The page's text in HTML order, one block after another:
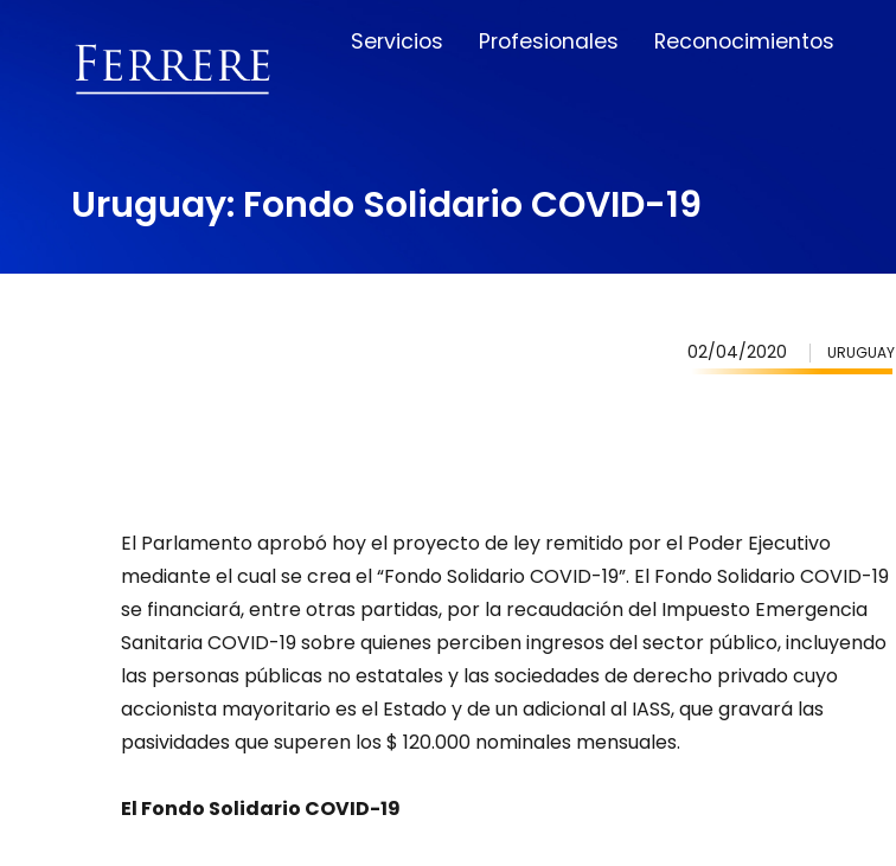
Servicios Profesionales Reconocimientos
Uruguay: Fondo Solidario COVID-19
02/04/2020 URUGUAY
El Parlamento aprobó hoy el proyecto de ley remitido por el Poder Ejecutivo
mediante el cual se crea el “Fondo Solidario COVID-19”. El Fondo Solidario COVID-19
se financiará, entre otras partidas, por la recaudación del Impuesto Emergencia
Sanitaria COVID-19 sobre quienes perciben ingresos del sector público, incluyendo
las personas públicas no estatales y las sociedades de derecho privado cuyo
accionista mayoritario es el Estado y de un adicional al IASS, que gravará las
pasividades que superen los $ 120.000 nominales mensuales.
El Fondo Solidario COVID-19